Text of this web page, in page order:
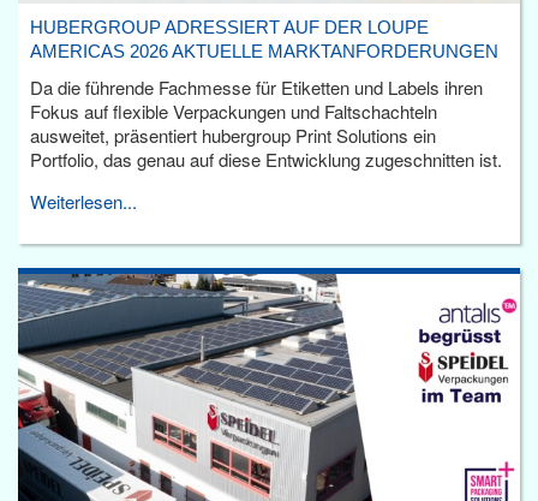
HUBERGROUP ADRESSIERT AUF DER LOUPE
AMERICAS 2026 AKTUELLE MARKTANFORDERUNGEN
Da die führende Fachmesse für Etiketten und Labels ihren
Fokus auf flexible Verpackungen und Faltschachteln
ausweitet, präsentiert hubergroup Print Solutions ein
Portfolio, das genau auf diese Entwicklung zugeschnitten ist.
Weiterlesen...